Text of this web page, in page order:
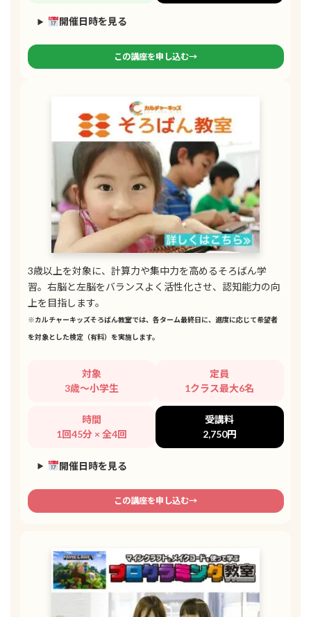
開催日時を見る
この講座を申し込む→
3歳以上を対象に、計算力や集中力を高めるそろばん学
習。右脳と左脳をバランスよく活性化させ、認知能力の向
上を目指します。
※カルチャーキッズそろばん教室では、各ターム最終日に、進度に応じて希望者
を対象とした検定（有料）を実施します。
対象
3歳～小学生
定員
1クラス最大6名
時間
1回45分 × 全4回
受講料
2,750円
開催日時を見る
この講座を申し込む→